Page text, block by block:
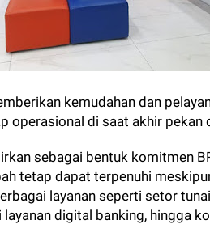
kemudahan dan
operasional di saat akhir pekan
sebagai bentuk komitmen
tetap dapat terpenuhi
layanan seperti setor
layanan digital banking, hingga